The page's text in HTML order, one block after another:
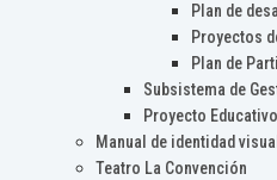
Plan de
Proyectos
Plan de
Subsistema de
Proyecto
Manual de identidad visual
Teatro La Convención